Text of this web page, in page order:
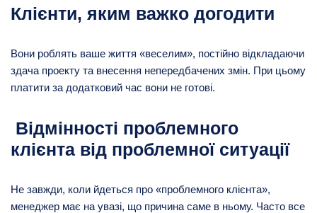
Клієнти, яким важко догодити
Вони роблять ваше життя «веселим», постійно відкладаючи
здача проекту та внесення непередбачених змін. При цьому
платити за додатковий час вони не готові.
Відмінності проблемного
клієнта від проблемної ситуації
Не завжди, коли йдеться про «проблемного клієнта»,
менеджер має на увазі, що причина саме в ньому. Часто все